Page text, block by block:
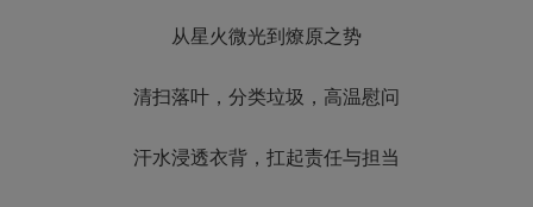
从星火微光到燎原之势
清扫落叶，分类垃圾，高温慰问
汗水浸透衣背，扛起责任与担当